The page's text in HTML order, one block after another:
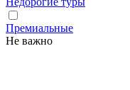
Премиальные
Не важно